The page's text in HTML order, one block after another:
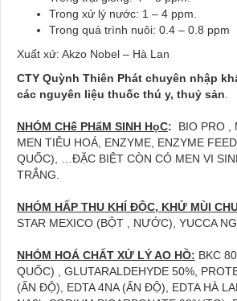
Trong xử lý nước: 1 – 4 ppm.
Trong quá trình nuôi: 0.4 – 0.8 ppm
Xuất xứ: Akzo Nobel – Hà Lan
CTY Quỳnh Thiên Phát chuyên nhập kh
các nguyên liệu thuốc thú y, thuỷ sản.
NHÓM CHế PHẩM SINH HọC: BIO PRO ,
MEN TIÊU HOÁ, ENZYME, ENZYME
QUỐC), …ĐẶC BIỆT CÒN CÓ MEN VI
TRẮNG.
NHÓM HẤP THU KHÍ ĐỘC, KHỬ MÙI
STAR MEXICO (BỘT , NƯỚC), YUCCA
NHÓM HOÁ CHẤT XỬ LÝ AO HỒ: BKC
QUỐC) , GLUTARALDEHYDE 50%,
(ẤN ĐỘ), EDTA 4NA (ẤN ĐỘ), EDTA HÀ